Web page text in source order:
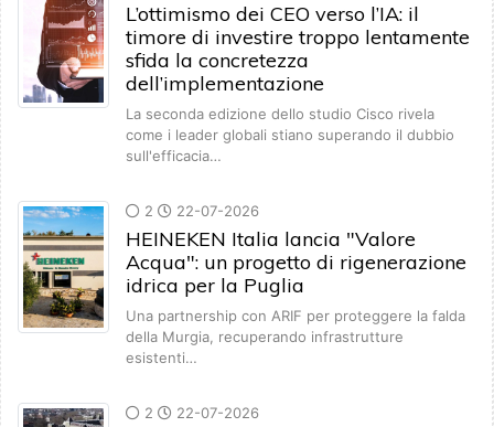
L’ottimismo dei CEO verso l’IA: il
timore di investire troppo lentamente
sfida la concretezza
dell’implementazione
La seconda edizione dello studio Cisco rivela
come i leader globali stiano superando il dubbio
sull'efficacia…
2 22-07-2026
HEINEKEN Italia lancia "Valore
Acqua": un progetto di rigenerazione
idrica per la Puglia
Una partnership con ARIF per proteggere la falda
della Murgia, recuperando infrastrutture
esistenti…
2 22-07-2026